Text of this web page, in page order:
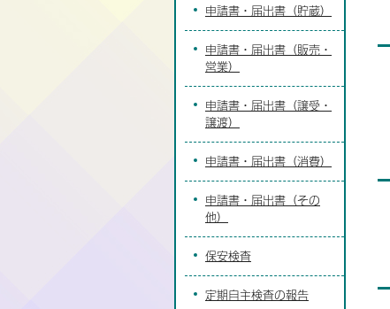
申請書・届出書（貯蔵）
申請書・届出書（販売・
営業）
申請書・届出書（譲受・
譲渡）
申請書・届出書（消費）
申請書・届出書（その
他）
保安検査
定期自主検査の報告